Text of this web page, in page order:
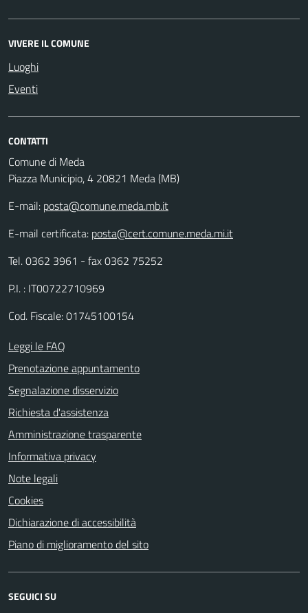
VIVERE IL COMUNE
Luoghi
Eventi
CONTATTI
Comune di Meda
Piazza Municipio, 4 20821 Meda (MB)
E-mail: posta@comune.meda.mb.it
E-mail certificata: posta@cert.comune.meda.mi.it
Tel. 0362 3961 - fax 0362 75252
P.I. : IT00722710969
Cod. Fiscale: 01745100154
Leggi le FAQ
Prenotazione appuntamento
Segnalazione disservizio
Richiesta d'assistenza
Amministrazione trasparente
Informativa privacy
Note legali
Cookies
Dichiarazione di accessibilità
Piano di miglioramento del sito
SEGUICI SU